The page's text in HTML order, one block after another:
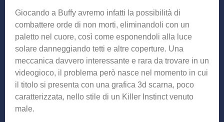
Giocando a Buffy avremo infatti la possibilità di
combattere orde di non morti, eliminandoli con un
paletto nel cuore, così come esponendoli alla luce
solare danneggiando tetti e altre coperture. Una
meccanica davvero interessante e rara da trovare in un
videogioco, il problema però nasce nel momento in cui
il titolo si presenta con una grafica 3d scarna, poco
caratterizzata, nello stile di un Killer Instinct venuto
male.